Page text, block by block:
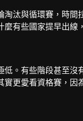
汰與循環賽，時
有些國家提早出線
。有些階段甚至
更愛看資格賽，因